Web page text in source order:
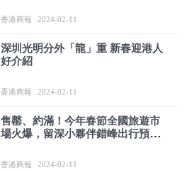
香港商報 2024-02-11
深圳光明分外「龍」重 新春迎港人
好介紹
香港商報 2024-02-11
售罄、約滿！今年春節全國旅遊市
場火爆，留深小夥伴錯峰出行預約
香港商報 2024-02-11